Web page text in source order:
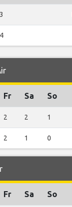
Fr Sa So
2 2 1
2 1 0
Fr Sa So